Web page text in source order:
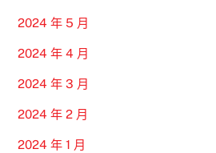
2024 年 5 月
2024 年 4 月
2024 年 3 月
2024 年 2 月
2024 年 1 月